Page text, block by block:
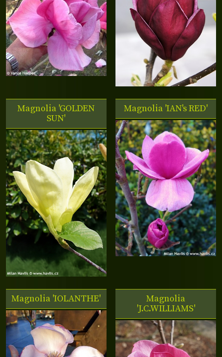
Magnolia 'GOLDEN
SUN'
Magnolia 'IAN's RED'
Magnolia 'IOLANTHE'
Magnolia
'J.C.WILLIAMS'